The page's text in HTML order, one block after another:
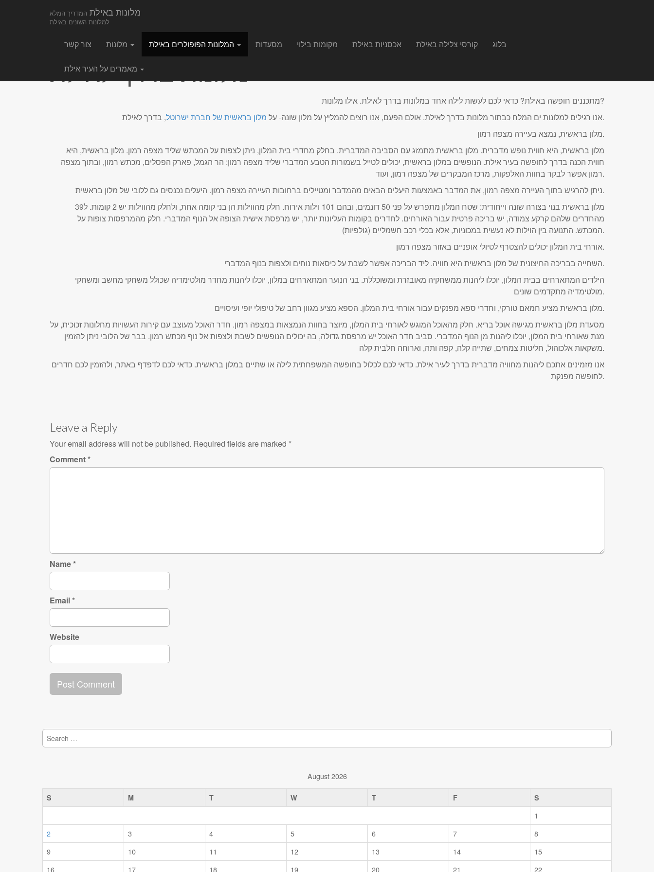
מלונות באילת המדריך המלא
למלונות השונים באילת
menu
צור קשר
מסעדות מקומות בילוי אכסניות באילת קורסי צלילה באילת בלוג
מלונות בדרך לאילת
מתכננים חופשה באילת? כדאי לכם לעשות לילה אחד במלונות בדרך לאילת. אילו מלונות?
אנו רגילים למלונות ים המלח כבתור מלונות בדרך לאילת. אולם הפעם, אנו רוצים להמליץ על מלון שונה- על מלון בראשית של חברת ישרוטל
, בדרך לאילת.
מלון בראשית, נמצא בעיירה מצפה רמון.
מלון בראשית, היא חווית נופש מדברית. מלון בראשית מתמזג עם הסביבה המדברית. בחלק מחדרי בית המלון, ניתן לצפות על המכתש שליד מצפה רמון. מלון בראשית, היא
חווית הכנה בדרך לחופשה בעיר אילת. הנופשים במלון בראשית, יכולים לטייל בשמורות הטבע המדברי שליד מצפה רמון: הר הגמל, פארק הפסלים, מכתש רמון, ובתוך מצפה
רמון אפשר לבקר בחוות האלפקות, מרכז המבקרים של מצפה רמון, ועוד.
ניתן להרגיש בתוך העיירה מצפה רמון, את המדבר באמצעות היעלים הבאים מהמדבר ומטיילים ברחובות העיירה מצפה רמון. היעלים נכנסים גם ללובי של מלון בראשית.
מלון בראשית בנוי בצורה שונה וייחודית: שטח המלון מתפרש על פני 50 דונמים, ובהם 101 וילות אירוח. חלק מהווילות הן בני קומה אחת, ולחלק מהווילות יש 2 קומות. ל39
מהחדרים שלהם קרקע צמודה, יש בריכה פרטית עבור האורחים. לחדרים בקומות העליונות יותר, יש מרפסת אישית הצופה אל הנוף המדברי. חלק מהמרפסות צופות על
המכתש. התנועה בין הוילות לא נעשית במכוניות, אלא בכלי רכב חשמליים (גולפיות).
אורחי בית המלון יכולים להצטרף לטיולי אופניים באזור מצפה רמון.
השחייה בבריכה החיצונית של מלון בראשית היא חוויה. ליד הבריכה אפשר לשבת על כיסאות נוחים ולצפות בנוף המדברי.
הילדים המתארחים בבית המלון, יוכלו ליהנות ממשחקיה מאובזרת ומשוכללת. בני הנוער המתארחים במלון, יוכלו ליהנות מחדר מולטימדיה שכולל משחקי מחשב ומשחקי
מולטימדיה מתקדמים שונים.
מלון בראשית מציע חמאם טורקי, וחדרי ספא מפנקים עבור אורחי בית המלון. הספא מציע מגוון רחב של טיפולי יופי ועיסויים.
מסעדת מלון בראשית מגישה אוכל בריא. חלק מהאוכל המוגש לאורחי בית המלון, מיוצר בחוות הנמצאות במצפה רמון. חדר האוכל מעוצב עם קירות העשויות מחלונות זכוכית, על
מנת שאורחי בית המלון, יוכלו ליהנות מן הנוף המדברי. סביב חדר האוכל יש מרפסת גדולה, בה יכולים הנופשים לשבת ולצפות אל נוף מכתש רמון. בבר של הלובי ניתן להזמין
משקאות אלכוהול, חליטות צמחים, שתייה קלה, קפה ותה, וארוחה חלבית קלה.
אנו מזמינים אתכם ליהנות מחוויה מדברית בדרך לעיר אילת. כדאי לכם לכלול בחופשה המשפחתית לילה או שתיים במלון בראשית. כדאי לכם לדפדף באתר, ולהזמין לכם חדרים
לחופשה מפנקת.
Leave a Reply
Your email address will not be published. Required fields are marked *
Comment*
Name*
Email*
Website
Search
for:
August 2026
S M T W T F S
1
2
3 4 5 6 7
8
9
10 11 12 13 14
15
16
17 18 19 20 21
22